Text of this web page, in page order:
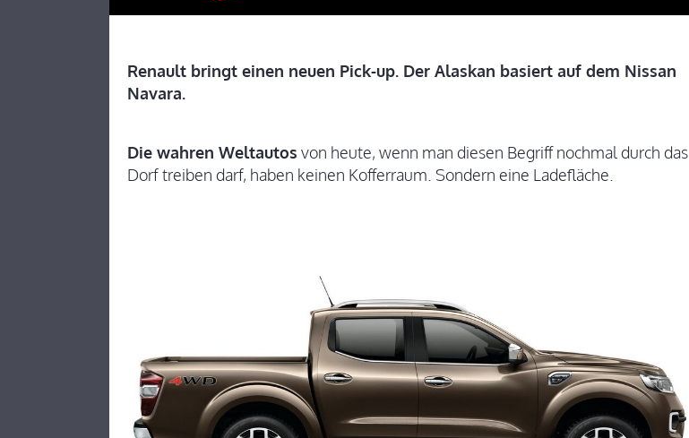
Renault bringt einen neuen Pick-up. Der Alaskan basiert auf dem Nissan
Navara.
Die wahren Weltautos von heute, wenn man diesen Begriff nochmal durch das
Dorf treiben darf, haben keinen Kofferraum. Sondern eine Ladefläche.